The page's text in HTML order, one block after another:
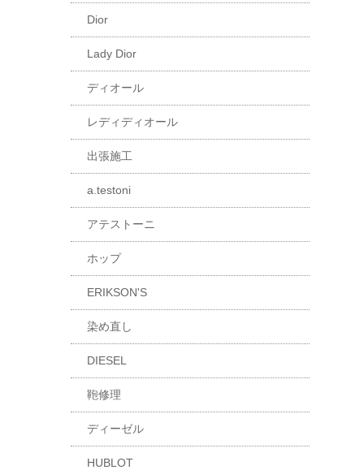
Dior
Lady Dior
ディオール
レディディオール
出張施工
a.testoni
アテストーニ
ホップ
ERIKSON'S
染め直し
DIESEL
鞄修理
ディーゼル
HUBLOT